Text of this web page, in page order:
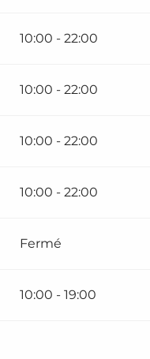
10:00 - 22:00
10:00 - 22:00
10:00 - 22:00
10:00 - 22:00
Fermé
10:00 - 19:00